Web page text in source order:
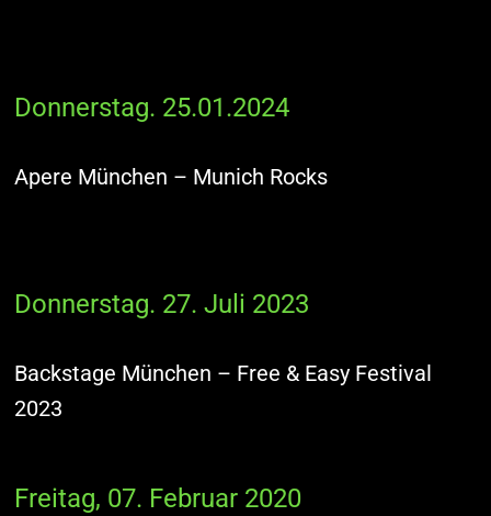
Donnerstag. 25.01.2024
Apere München – Munich Rocks
Donnerstag. 27. Juli 2023
Backstage München – Free & Easy Festival
2023
Freitag, 07. Februar 2020